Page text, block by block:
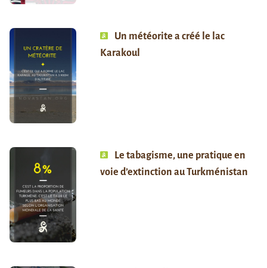
Un météorite a créé le lac
Karakoul
Le tabagisme, une pratique en
voie d’extinction au Turkménistan